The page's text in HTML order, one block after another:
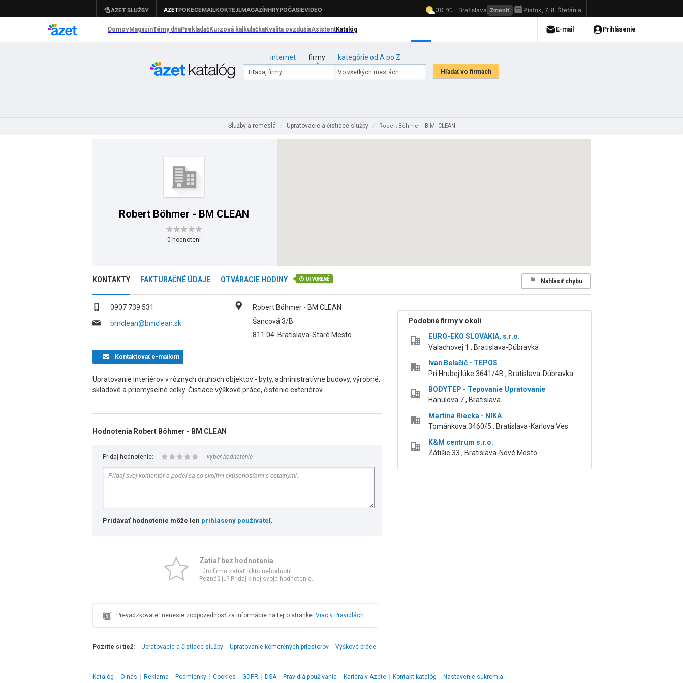
internet firmy kategórie od A po Z
Služby a remeslá / Upratovacie a čistiace služby / Robert Böhmer - B.M. CLEAN
Robert Böhmer - BM CLEAN
0 hodnotení
KONTAKTY FAKTURAČNÉ ÚDAJE OTVÁRACIE HODINY Nahlásiť chybu
0907 739 531
bmclean@bmclean.sk
Robert Böhmer - BM CLEAN
Šancová 3/B
811 04 Bratislava-Staré Mesto
Kontaktovaťe-mailom
Upratovanie interiérov v rôznych druhoch objektov - byty, administratívne budovy, výrobné,
skladové a priemyselné celky. Čistiace výškové práce, čistenie exteriérov.
Hodnotenia Robert Böhmer - BM CLEAN
Pridaj hodnotenie: vyber hodnotenie
Pridávať hodnotenie môže len prihlásený používateľ.
Zatiaľ bez hodnotenia
Túto firmu zatiaľ nikto nehodnotil.
Poznáš ju? Pridaj k nej svoje hodnotenie.
Prevádzkovateľ nenesie zodpovednosť za informácie na tejto stránke. Viac v Pravidlách
Podobné firmy v okolí
EURO-EKO SLOVAKIA, s.r.o.
Valachovej 1 , Bratislava-Dúbravka
Ivan Belačič - TEPOS
Pri Hrubej lúke 3641/4B , Bratislava-Dúbravka
BODYTEP - Tepovanie Upratovanie
Hanulova 7 , Bratislava
Martina Riecka - NIKA
Tománkova 3460/5 , Bratislava-Karlova Ves
K&M centrum s.r.o.
Zátišie 33 , Bratislava-Nové Mesto
Pozrite si tiež: Upratovacie a čistiace služby Upratovanie komerčných priestorov Výškové práce
Katalóg O nás Reklama Podmienky Cookies GDPR DSA Pravidlá používania Kariéra v Azete Kontakt katalóg
Nastavenie súkromia